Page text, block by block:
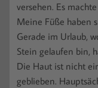
versehen. Es
Meine Füße haben
Gerade im Urlaub,
Stein gelaufen bin,
Die Haut ist nicht
geblieben.